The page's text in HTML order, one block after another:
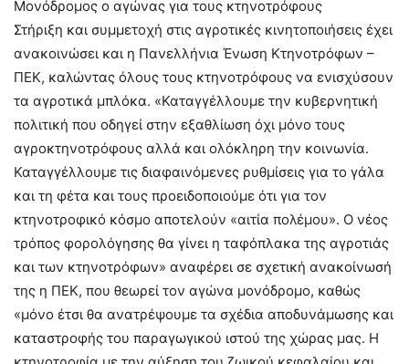
Μονόδρομος ο αγώνας για τους κτηνοτρόφους
Στήριξη και συμμετοχή στις αγροτικές κινητοποιήσεις έχει
ανακοινώσει και η Πανελλήνια Ένωση Κτηνοτρόφων –
ΠΕΚ, καλώντας όλους τους κτηνοτρόφους να ενισχύσουν
τα αγροτικά μπλόκα. «Καταγγέλλουμε την κυβερνητική
πολιτική που οδηγεί στην εξαθλίωση όχι μόνο τους
αγροκτηνοτρόφους αλλά και ολόκληρη την κοινωνία.
Καταγγέλλουμε τις διαφαινόμενες ρυθμίσεις για το γάλα
και τη φέτα και τους προειδοποιούμε ότι για τον
κτηνοτροφικό κόσμο αποτελούν «αιτία πολέμου». Ο νέος
τρόπος φορολόγησης θα γίνει η ταφόπλακα της αγροτιάς
και των κτηνοτρόφων» αναφέρει σε σχετική ανακοίνωσή
της η ΠΕΚ, που θεωρεί τον αγώνα μονόδρομο, καθώς
«μόνο έτσι θα ανατρέψουμε τα σχέδια αποδυνάμωσης και
καταστροφής του παραγωγικού ιστού της χώρας μας. Η